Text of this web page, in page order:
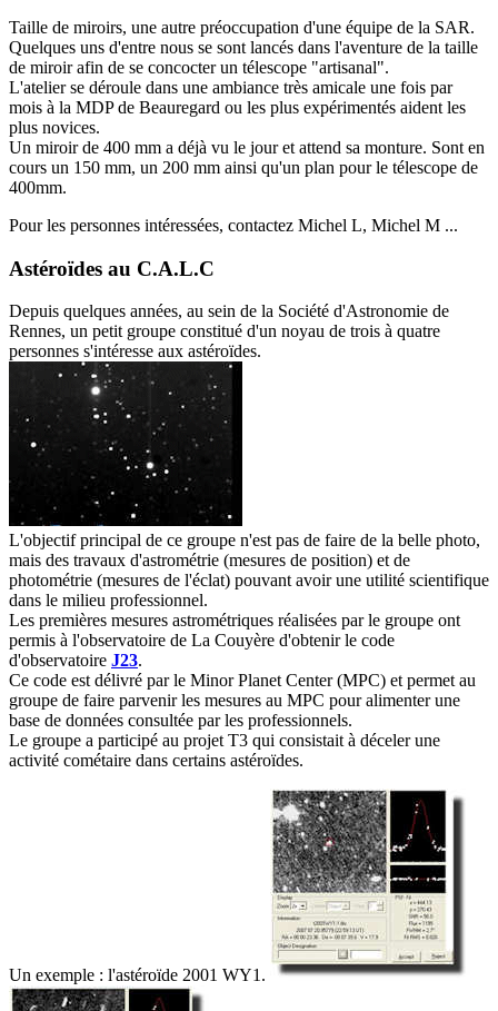
Taille de miroirs, une autre préoccupation d'une équipe de la SAR.
Quelques uns d'entre nous se sont lancés dans l'aventure de la taille
de miroir afin de se concocter un télescope "artisanal".
L'atelier se déroule dans une ambiance très amicale une fois par
mois à la MDP de Beauregard ou les plus expérimentés aident les
plus novices.
Un miroir de 400 mm a déjà vu le jour et attend sa monture. Sont en
cours un 150 mm, un 200 mm ainsi qu'un plan pour le télescope de
400mm.
Pour les personnes intéressées, contactez Michel L, Michel M ...
Astéroïdes au C.A.L.C
Depuis quelques années, au sein de la Société d'Astronomie de
Rennes, un petit groupe constitué d'un noyau de trois à quatre
personnes s'intéresse aux astéroïdes.
L'objectif principal de ce groupe n'est pas de faire de la belle photo,
mais des travaux d'astrométrie (mesures de position) et de
photométrie (mesures de l'éclat) pouvant avoir une utilité scientifique
dans le milieu professionnel.
Les premières mesures astrométriques réalisées par le groupe ont
permis à l'observatoire de La Couyère d'obtenir le code
d'observatoire J23.
Ce code est délivré par le Minor Planet Center (MPC) et permet au
groupe de faire parvenir les mesures au MPC pour alimenter une
base de données consultée par les professionnels.
Le groupe a participé au projet T3 qui consistait à déceler une
activité cométaire dans certains astéroïdes.
Un exemple : l'astéroïde 2001 WY1.